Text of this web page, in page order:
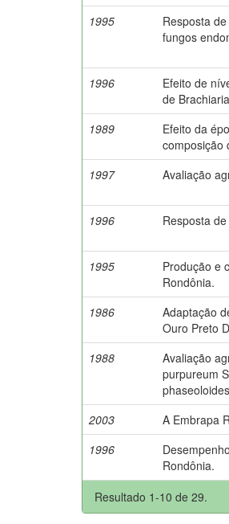
1995
Resposta
fungos
1996
Efeito de
de
1989
Efeito da
composição
1997 Avaliação
1996
Resposta
1995
Produção e
Rondônia.
1986
Adaptação
Ouro Preto
1988
Avaliação
purpureum
2003 A Embrapa
1996
Rondônia.
Resultado 1-10 de 29.